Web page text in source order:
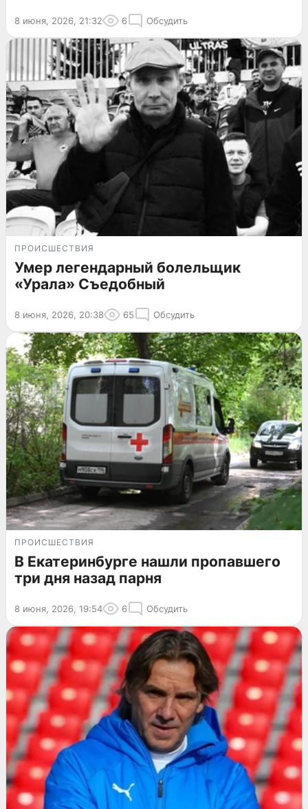
8 июня, 2026, 21:32 6 Обсудить
ПРОИСШЕСТВИЯ
Умер легендарный болельщик
«Урала» Съедобный
8 июня, 2026, 20:38 65 Обсудить
ПРОИСШЕСТВИЯ
В Екатеринбурге нашли пропавшего
три дня назад парня
8 июня, 2026, 19:54 6 Обсудить